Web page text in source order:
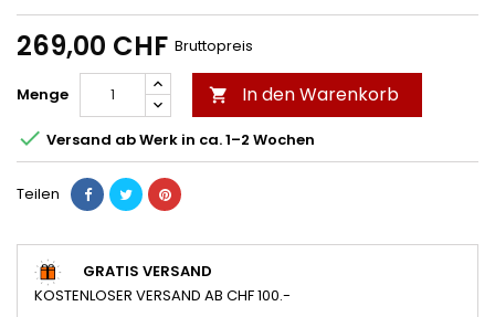
269,00 CHF Bruttopreis
Menge  In den Warenkorb
 Versand ab Werk in ca. 1–2 Wochen
Teilen
GRATIS VERSAND
KOSTENLOSER VERSAND AB CHF 100.-